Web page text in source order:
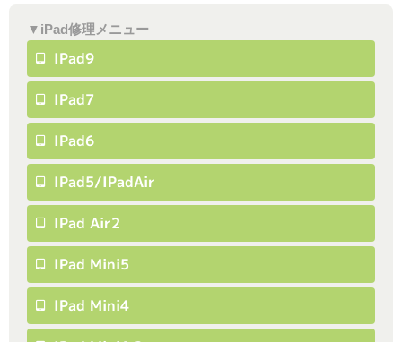
▼iPad修理メニュー
IPad9
IPad7
IPad6
IPad5/iPadAir
IPad Air2
IPad Mini5
IPad Mini4